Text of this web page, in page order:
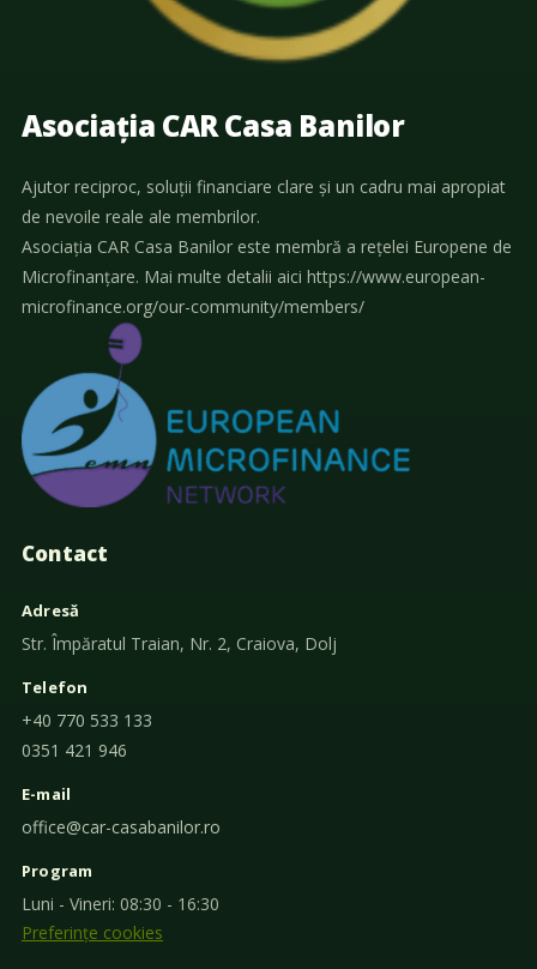
Asociația CAR Casa Banilor
Ajutor reciproc, soluții financiare clare și un cadru mai apropiat
de nevoile reale ale membrilor.
Asociația CAR Casa Banilor este membră a rețelei Europene de
Microfinanțare. Mai multe detalii aici https://www.european-
microfinance.org/our-community/members/
Contact
Adresă
Str. Împăratul Traian, Nr. 2, Craiova, Dolj
Telefon
+40 770 533 133
0351 421 946
E-mail
office@car-casabanilor.ro
Program
Luni - Vineri: 08:30 - 16:30
Preferințe cookies